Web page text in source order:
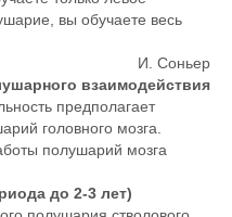
вы обучаете весь
И. Соньер
взаимодействия
предполагает
головного мозга.
полушарий мозга
до 2-3 лет)